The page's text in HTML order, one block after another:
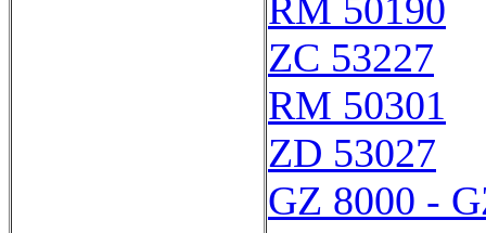
RM 50190
ZC 53227
RM 50301
ZD 53027
GZ 8000 -